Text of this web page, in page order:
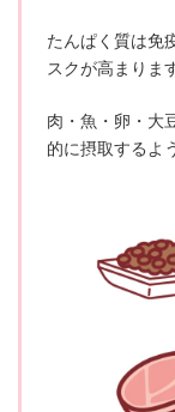
たんぱく質は免
スクが高まりま
肉・魚・卵・大
的に摂取するよ